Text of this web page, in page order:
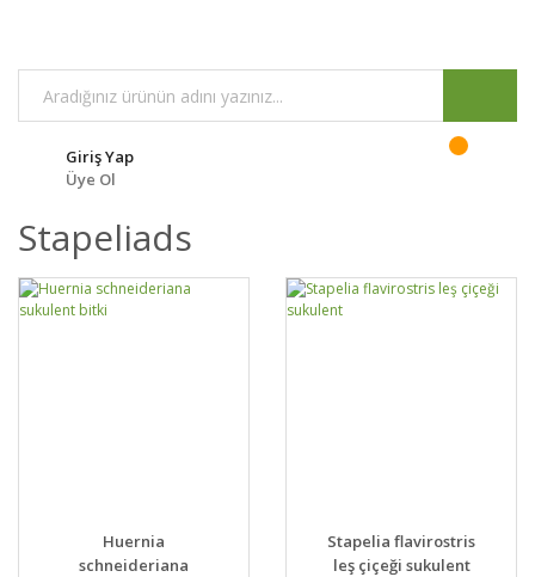
Giriş Yap
Üye Ol
Stapeliads
DETAYLAR
VER
Huernia
schneideriana
DETAYLAR
VER
Stapelia flavirostris
leş çiçeği sukulent